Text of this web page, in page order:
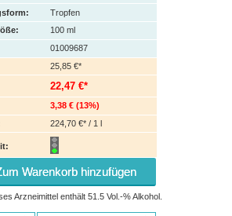
Tropfen
100 ml
01009687
25,85 €*
22,47 €*
3,38 € (13%)
224,70 €* / 1 l
Warenkorb hinzufügen
Arzneimittel enthält 51.5 Vol.-% Alkohol.